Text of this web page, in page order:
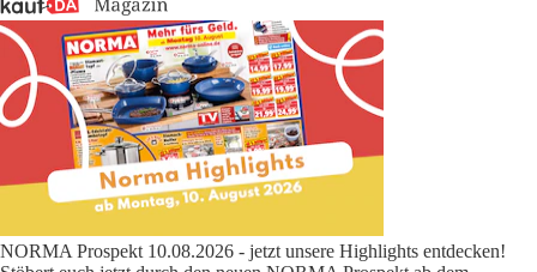
NORMA Prospekt 10.08.2026 - jetzt unsere Highlights entdecken!